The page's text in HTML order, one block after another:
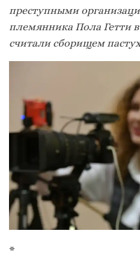
преступными
племянника Пола Гетти
считали сборищем
*